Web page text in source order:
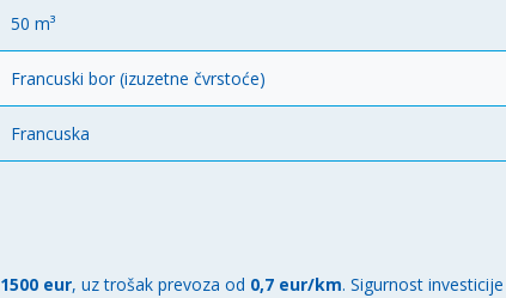
50 m³
Francuski bor (izuzetne čvrstoće)
Francuska
1500 eur, uz trošak prevoza od 0,7 eur/km. Sigurnost investicije